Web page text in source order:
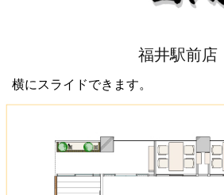
福井駅前店
横にスライドできます。